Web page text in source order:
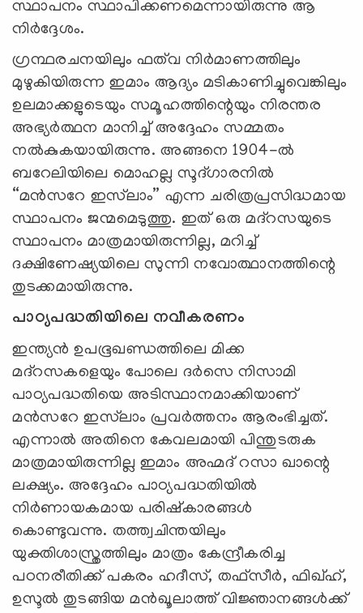
സ്ഥാപനം സ്ഥാപിക്കണമെന്നായിരുന്നു ആ
നിർദ്ദേശം.
ഗ്രന്ഥരചനയിലും ഫത്‌വ നിർമാണത്തിലും
മുഴുകിയിരുന്ന ഇമാം ആദ്യം മടികാണിച്ചുവെങ്കിലും
ഉലമാക്കളുടെയും സമൂഹത്തിന്റെയും നിരന്തര
അഭ്യർത്ഥന മാനിച്ച് അദ്ദേഹം സമ്മതം
നൽകുകയായിരുന്നു. അങ്ങനെ 1904-ൽ
ബറേലിയിലെ മൊഹല്ല സൂദ്ഗാരനിൽ
“മൻസറേ ഇസ്‌ലാം” എന്ന ചരിത്രപ്രസിദ്ധമായ
സ്ഥാപനം ജന്മമെടുത്തു. ഇത് ഒരു മദ്റസയുടെ
സ്ഥാപനം മാത്രമായിരുന്നില്ല, മറിച്ച്
ദക്ഷിണേഷ്യയിലെ സുന്നി നവോത്ഥാനത്തിന്റെ
തുടക്കമായിരുന്നു.
പാഠ്യപദ്ധതിയിലെ നവീകരണം
ഇന്ത്യൻ ഉപഭൂഖണ്ഡത്തിലെ മിക്ക
മദ്റസകളെയും പോലെ ദർസെ നിസാമി
പാഠ്യപദ്ധതിയെ അടിസ്ഥാനമാക്കിയാണ്
മൻസറേ ഇസ്‌ലാം പ്രവർത്തനം ആരംഭിച്ചത്.
എന്നാൽ അതിനെ കേവലമായി പിന്തുടരുക
മാത്രമായിരുന്നില്ല ഇമാം അഹ്മദ് റസാ ഖാന്റെ
ലക്ഷ്യം. അദ്ദേഹം പാഠ്യപദ്ധതിയിൽ
നിർണായകമായ പരിഷ്‌കാരങ്ങൾ
കൊണ്ടുവന്നു. തത്ത്വചിന്തയിലും
യുക്തിശാസ്ത്രത്തിലും മാത്രം കേന്ദ്രീകരിച്ച
പഠനരീതിക്ക് പകരം ഹദീസ്, തഫ്സീർ, ഫിഖ്ഹ്,
ഉസൂൽ തുടങ്ങിയ മൻഖൂലാത്ത് വിജ്ഞാനങ്ങൾക്ക്